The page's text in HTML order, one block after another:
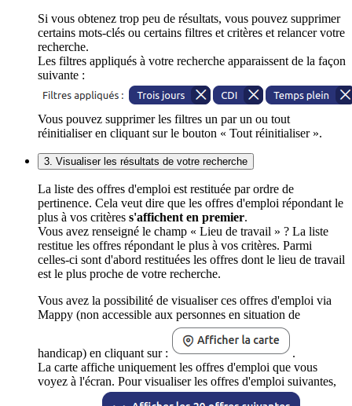
Si vous obtenez trop peu de résultats, vous pouvez supprimer
certains mots-clés ou certains filtres et critères et relancer votre
recherche.
Les filtres appliqués à votre recherche apparaissent de la façon
suivante :
Vous pouvez supprimer les filtres un par un ou tout
réinitialiser en cliquant sur le bouton « Tout réinitialiser ».
3. Visualiser les résultats de votre recherche
La liste des offres d'emploi est restituée par ordre de
pertinence. Cela veut dire que les offres d'emploi répondant le
plus à vos critères s'affichent en premier.
Vous avez renseigné le champ « Lieu de travail » ? La liste
restitue les offres répondant le plus à vos critères. Parmi
celles-ci sont d'abord restituées les offres dont le lieu de travail
est le plus proche de votre recherche.
Vous avez la possibilité de visualiser ces offres d'emploi via
Mappy (non accessible aux personnes en situation de
handicap) en cliquant sur :
.
La carte affiche uniquement les offres d'emploi que vous
voyez à l'écran. Pour visualiser les offres d'emploi suivantes,